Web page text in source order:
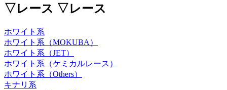
▽レース ▽レース
ホワイト系
ホワイト系（MOKUBA）
ホワイト系（JET）
ホワイト系（ケミカルレース）
ホワイト系（Others）
キナリ系